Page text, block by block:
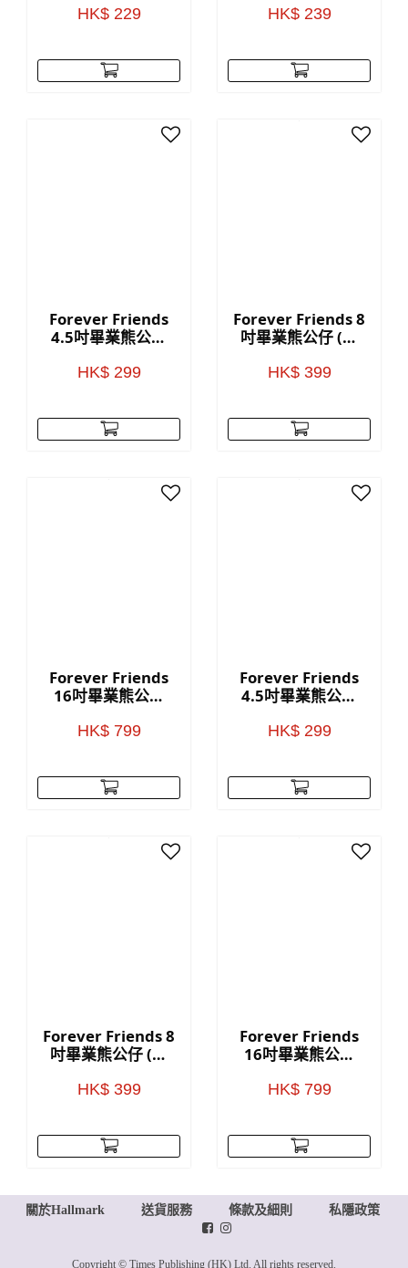
HK$ 229 HK$ 239
Forever Friends
4.5吋畢業熊公仔
HK$ 299
Forever Friends 8
吋畢業熊公仔 (藍
HK$ 399
Forever Friends
16吋畢業熊公仔
HK$ 799
Forever Friends
4.5吋畢業熊公仔
HK$ 299
Forever Friends 8
吋畢業熊公仔 (紅
HK$ 399
Forever Friends
16吋畢業熊公仔
HK$ 799
關於Hallmark 送貨服務 條款及細則 私隱政策
Copyright © Times Publishing (HK) Ltd. All rights reserved.